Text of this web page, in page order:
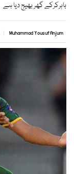
باہرکرکے گھر بھیج دیا ہے
Muhammad Yousuf Anjum